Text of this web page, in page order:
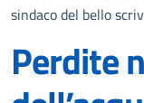
sindaco del bello
Perdite